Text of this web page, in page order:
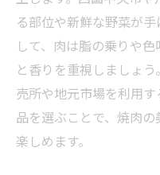
る部位や新鮮な野菜が
して、肉は脂の乗りや
と香りを重視しましょ
売所や地元市場を利用
品を選ぶことで、焼肉
楽しめます。